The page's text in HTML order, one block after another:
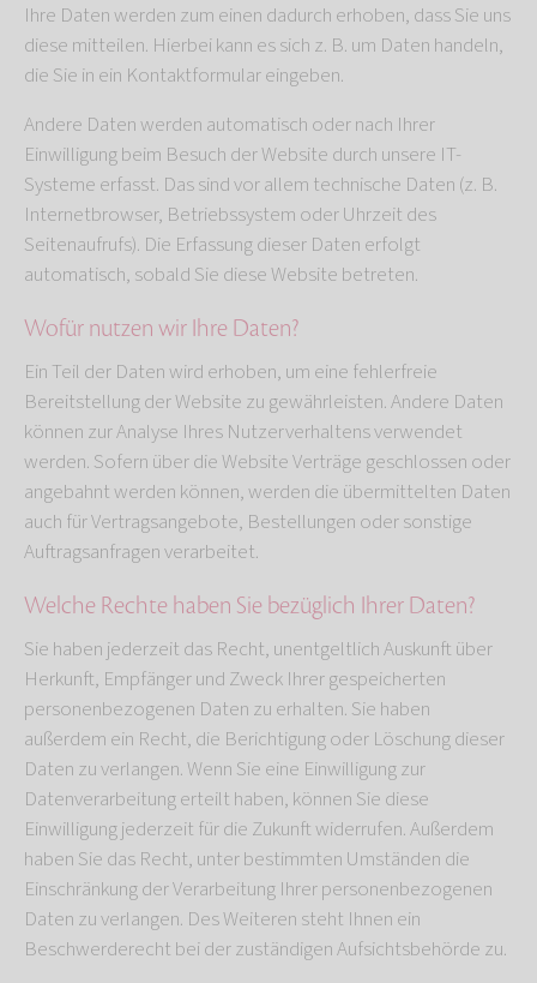
Ihre Daten werden zum einen dadurch erhoben, dass Sie uns
diese mitteilen. Hierbei kann es sich z. B. um Daten handeln,
die Sie in ein Kontaktformular eingeben.
Andere Daten werden automatisch oder nach Ihrer
Einwilligung beim Besuch der Website durch unsere IT-
Systeme erfasst. Das sind vor allem technische Daten (z. B.
Internetbrowser, Betriebssystem oder Uhrzeit des
Seitenaufrufs). Die Erfassung dieser Daten erfolgt
automatisch, sobald Sie diese Website betreten.
Wofür nutzen wir Ihre Daten?
Ein Teil der Daten wird erhoben, um eine fehlerfreie
Bereitstellung der Website zu gewährleisten. Andere Daten
können zur Analyse Ihres Nutzerverhaltens verwendet
werden. Sofern über die Website Verträge geschlossen oder
angebahnt werden können, werden die übermittelten Daten
auch für Vertragsangebote, Bestellungen oder sonstige
Auftragsanfragen verarbeitet.
Welche Rechte haben Sie bezüglich Ihrer Daten?
Sie haben jederzeit das Recht, unentgeltlich Auskunft über
Herkunft, Empfänger und Zweck Ihrer gespeicherten
personenbezogenen Daten zu erhalten. Sie haben
außerdem ein Recht, die Berichtigung oder Löschung dieser
Daten zu verlangen. Wenn Sie eine Einwilligung zur
Datenverarbeitung erteilt haben, können Sie diese
Einwilligung jederzeit für die Zukunft widerrufen. Außerdem
haben Sie das Recht, unter bestimmten Umständen die
Einschränkung der Verarbeitung Ihrer personenbezogenen
Daten zu verlangen. Des Weiteren steht Ihnen ein
Beschwerderecht bei der zuständigen Aufsichtsbehörde zu.